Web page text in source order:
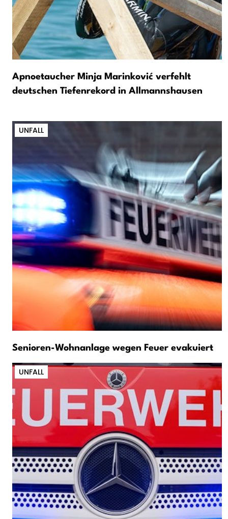
Apnoetaucher Minja Marinković verfehlt
deutschen Tiefenrekord in Allmannshausen
UNFALL
Senioren-Wohnanlage wegen Feuer evakuiert
UNFALL